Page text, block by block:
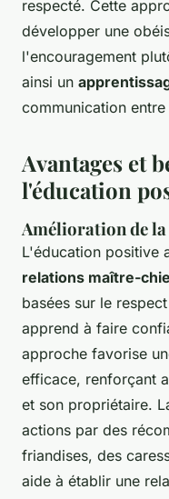
respecté. Cette
développer une
l'encouragement
ainsi un
communication
Avantages et
l'éducation
Amélioration de
L'éducation positive
relations maître-
basées sur le
apprend à faire
approche favorise
efficace, renforçant
et son propriétaire.
actions par des
friandises, des
aide à établir une